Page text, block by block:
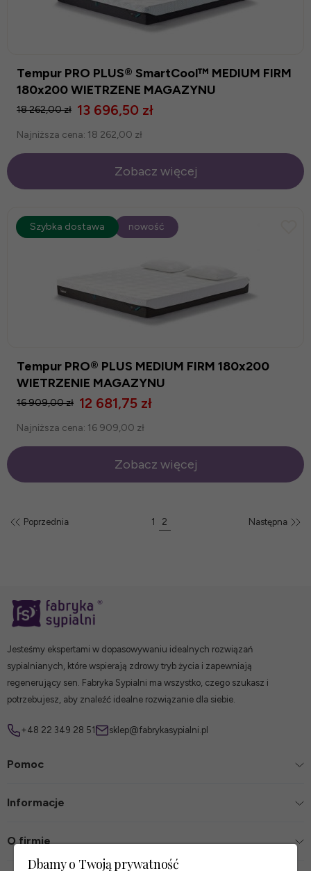
Tempur PRO PLUS® SmartCool™ MEDIUM FIRM
180x200 WIETRZENE MAGAZYNU
13 696,50 zł
18 262,00 zł
Najniższa cena: 18 262,00 zł
Zobacz więcej
Tempur PRO® PLUS MEDIUM FIRM 180x200
WIETRZENIE MAGAZYNU
12 681,75 zł
16 909,00 zł
Najniższa cena: 16 909,00 zł
Zobacz więcej
promocja-25% nowość
Szybka dostawa
Poprzednia 1 2 Następna
Jesteśmy ekspertami w dopasowywaniu idealnych rozwiązań
sypialnianych, które wspierają zdrowy tryb życia i zapewniają
regenerujący sen. Fabryka Sypialni ma wszystko, czego szukasz i
potrzebujesz, aby znaleźć idealne rozwiązanie dla siebie.
+48 22 349 28 51 sklep@fabrykasypialni.pl
Pomoc
Informacje
O firmie
Dbamy o Twoją prywatność